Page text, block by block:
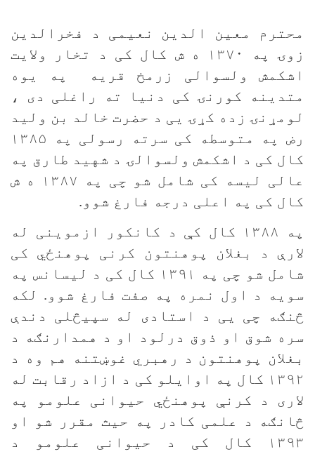
محترم معین الدین نعیمی د فخرالدین
زوۍ په ۱۳۷۰ ه ش کال کی د تخار ولایت
اشکمش ولسوالی زرمخ قریه په یوه
متدینه کورنۍ کی دنیا ته راغلی دی ،
لومړنۍ زده کړۍ یی د حضرت خالد بن ولید
رض په متوسطه کی سرته رسولی په ۱۳۸۵
کال کی د اشکمش ولسوالۍ د شهید طارق په
عالی لیسه کی شامل شو چی په ۱۳۸۷ ه ش
کال کی په اعلی درجه فارغ شوو.
په ۱۳۸۸ کال کې د کانکور ازموینی له
لارې د بغلان پوهنتون کرنی پوهنځي کی
شامل شو چی په ۱۳۹۱ کال کی د لیسانس په
سویه د اول نمره په صفت فارغ شوو. لکه
څنګه چی یی د استادی له سپیڅلی دندې
سره شوق او ذوق درلود او د همدارنګه د
بغلان پوهنتون د رهبري غوښتنه هم وه د
۱۳۹۲ کال په اوایلو کی د ازاد رقابت له
لاری د کرنې پوهنځي حیوانی علومو په
څانګه د علمی کادر په حیث مقرر شو او
۱۳۹۳ کال کی د حیوانی علومو د